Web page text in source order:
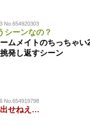
No.654920303
シーンなの？
ムメイトのちっちゃ
発し返すシーン
No.654919798
せねえ…